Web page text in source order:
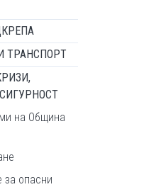
ТРАНСПОРТ
на Община
за опасни